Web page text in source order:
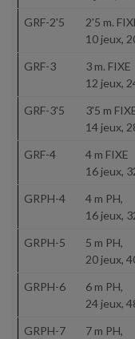
GRF-2'5
2'5 m.
10 jeux,
GRF-3
3 m. FIXE
12 jeux,
GRF-3'5
3'5 m
14 jeux,
GRF-4
4 m FIXE
16 jeux,
GRPH-4
4 m PH,
16 jeux,
GRPH-5
5 m PH,
20 jeux,
GRPH-6
6 m PH,
24 jeux,
GRPH-7
7 m PH,